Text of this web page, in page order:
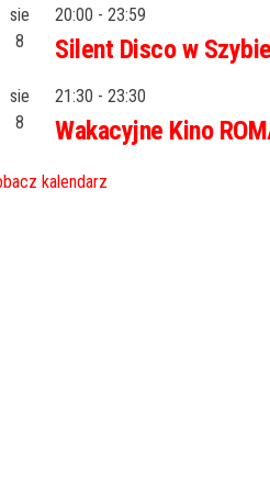
sie
8
20:00 - 23:59
Silent Disco w
sie
8
21:30 - 23:30
Wakacyjne Kino
kalendarz